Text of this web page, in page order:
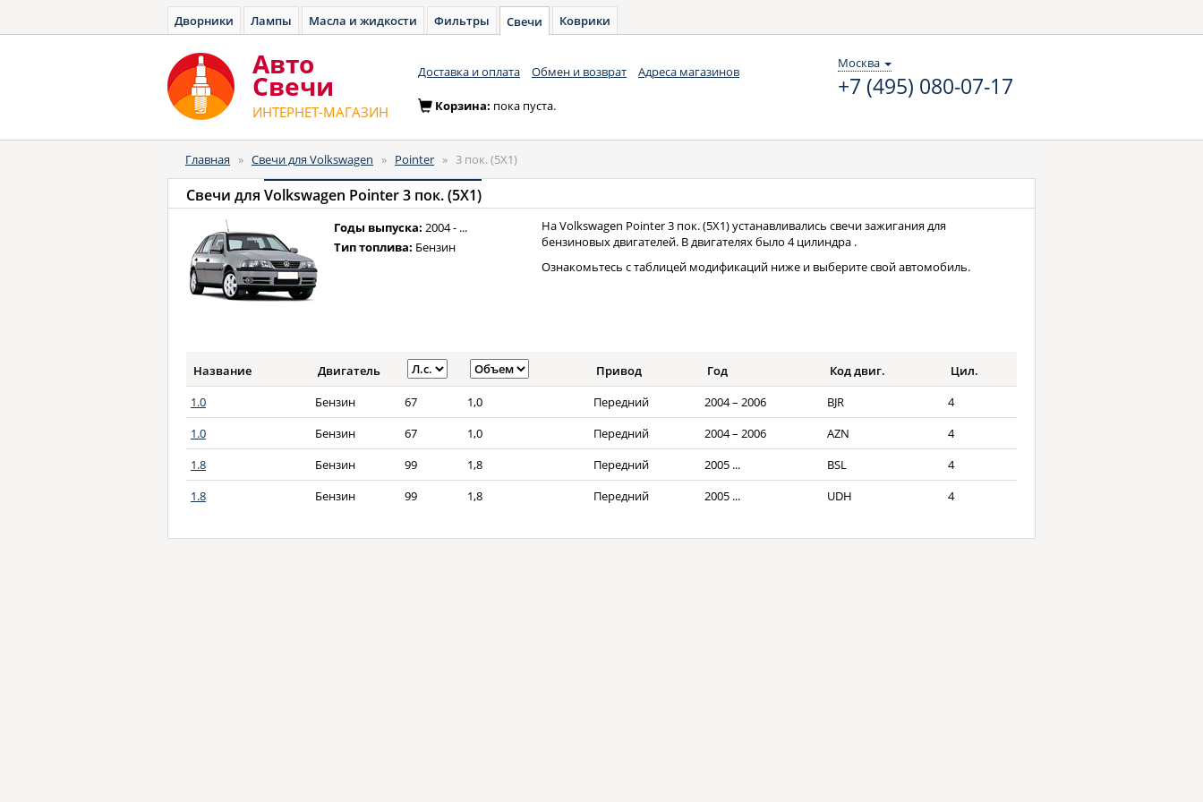
Дворники Лампы Масла и жидкости Фильтры Свечи Коврики
Авто
Cвечи
ИНТЕРНЕТ-МАГАЗИН
Доставка и оплата Обмен и возврат Адреса магазинов
Москва
+7 (495) 080-07-17
Корзина: пока пуста.
Главная » Свечи для Volkswagen » Pointer » 3 пок. (5X1)
Свечи для Volkswagen Pointer 3 пок. (5X1)
Годы выпуска: 2004 - ...
Тип топлива: Бензин
На Volkswagen Pointer 3 пок. (5X1) устанавливались свечи зажигания для
бензиновых двигателей. В двигателях было 4 цилиндра .
Ознакомьтесь с таблицей модификаций ниже и выберите свой автомобиль.
Название Двигатель Привод Год Код двиг.
Цил.
1.0
Бензин 67 1,0 Передний 2004 – 2006 BJR
4
1.0
Бензин 67 1,0 Передний 2004 – 2006 AZN
4
1.8
Бензин 99 1,8 Передний 2005 ... BSL
4
1.8
Бензин 99 1,8 Передний 2005 ... UDH 4